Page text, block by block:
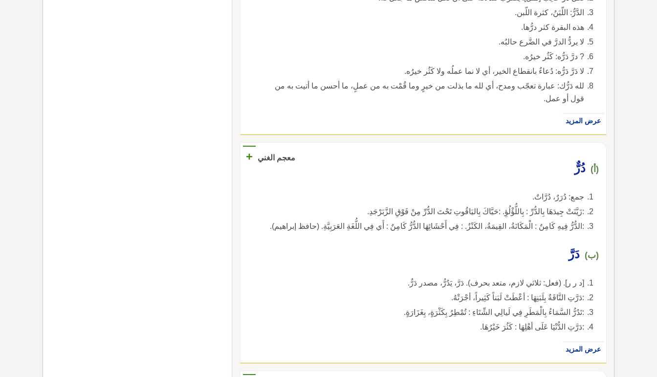
الدَّرُّ: اللّبَنُ، كثرة اللّبن.
هذه البقرة كثر درُّها.
لا يردُّ الدرَّ في الضَّرع حالبُه.
? درَّ دَرُّه: كَثُر خيرُه.
لا دَرَّ دَرُّه: دُعاءٌ بانقطاع الخير، أي لا نما عملُه ولا كَثُر خيرُه.
لله دَرُّك: عبارة تعجّب ومدح، أي لله ما بذلت من خيرٍ وما قُمْت به من عملٍ، ما أحسن ما أتيت به من
قول أو عمل.
عرض المزيد
معجم الغني +
(أ) دُرٌّ
جمع: دُرَرٌ، دُرَّاتٌ.
:زَيَّنَتْ جِيدَهَا بِالدُّرِّ : بِاللُّؤْلُؤِ. :حَيَّاكَ بِاليَاقُوتِ تَحْتَ الدُّرِّ مِنْ فَوْقِ الزَّبَرْجَدِ.
:الدُّرُّ فِيهِ كَامِنٌ : الْمَكَانَةُ، القِيمَةُ، الكَنْزُ. : فِي أَحْشَائِهَا الدُّرُّ كَامِنٌ : أَي فِي اللُّغَةِ العَرَبِيَّةِ. (حافظ إبراهيم).
(ب) دَرَّ
[د ر ر]. (فعل: ثلاثي لازم، متعد بحرف). دَرَّ، يَدُرُّ، مصدر دَرٌّ.
:دَرَّتِ النَّاقَةُ بِلَبَنِهَا : أعْطَتْ لَبَناً كَثِيراً، أجْرَتْهُ.
:تَدُرُّ السَّمَاءُ بِالْمَطَرِ فِي لَيالِي الشِّتَاءِ : تُمْطِرُ بِكَثْرَةٍ، بِغَزَارَةٍ.
:دَرَّتِ الدُّنْيَا عَلَى أهْلِهَا : كَثُرَ خَيْرُهَا.
عرض المزيد